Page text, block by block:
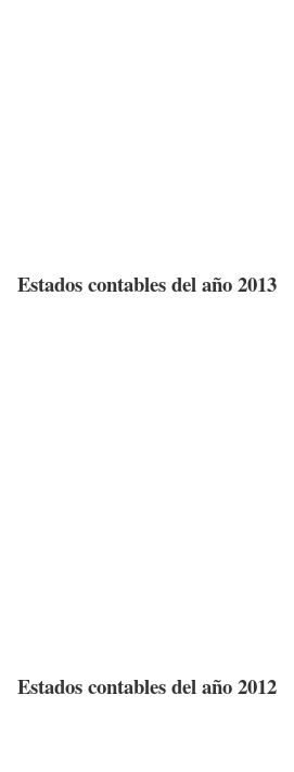
Estados contables del año 2013
Estados contables del año 2012